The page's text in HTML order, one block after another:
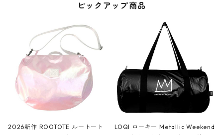
ピックアップ商品
2026新作 ROOTOTE ルートート
LOQI ローキー Metallic Weekend